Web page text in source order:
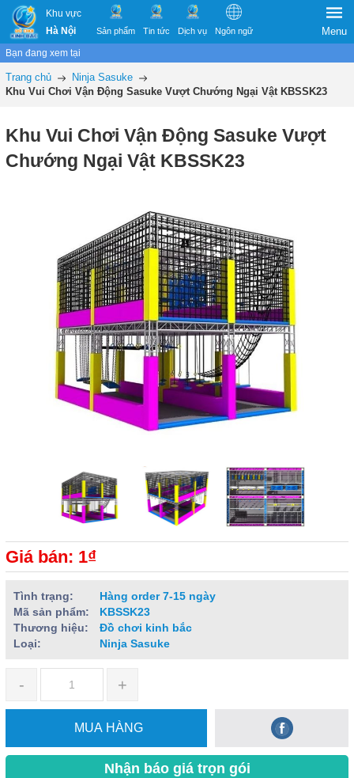
Khu vực
Hà Nội
Sản phẩm Tin tức Dịch vụ Ngôn ngữ Menu
Bạn đang xem tại
Trang chủ
Ninja Sasuke
Khu Vui Chơi Vận Động Sasuke Vượt Chướng Ngại Vật KBSSK23
Khu Vui Chơi Vận Động Sasuke Vượt
Chướng Ngại Vật KBSSK23
Giá bán: 1₫
Tình trạng:
Hàng order 7-15 ngày
Mã sản phẩm:
KBSSK23
Thương hiệu:
Đồ chơi kinh bắc
Loại:
Ninja Sasuke
- +
MUA HÀNG
Nhận báo giá trọn gói